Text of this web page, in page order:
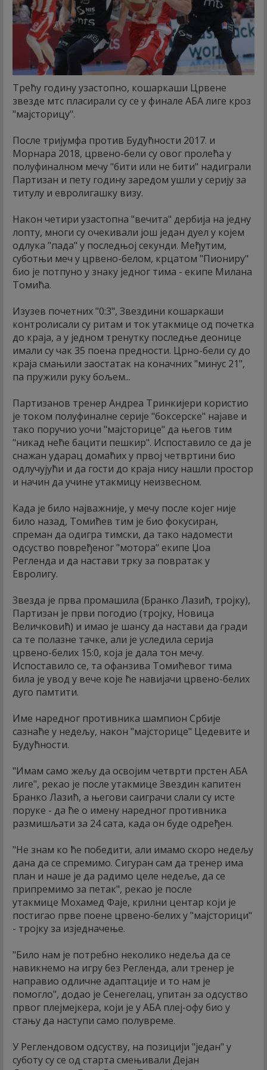
Трећу годину узастопно, кошаркаши Црвене
звезде мтс пласирали су се у финале АБА лиге кроз
"мајсторицу".
После тријумфа против Будућности 2017. и
Морнара 2018, црвено-бели су овог пролећа у
полуфиналном мечу "бити или не бити" надиграли
Партизан и пету годину заредом ушли у серију за
титулу и евролигашку визу.
Након четири узастопна "вечита" дербија на једну
лопту, многи су очекивали још један дуел у којем
одлука "пада" у последњој секунди. Међутим,
суботњи меч у црвено-белом, крцатом "Пиониру"
био је потпуно у знаку једног тима - екипе Милана
Томића.
Изузев почетних "0:3", Звездини кошаркаши
контролисали су ритам и ток утакмице од почетка
до краја, а у једном тренутку последње деонице
имали су чак 35 поена предности. Црно-бели су до
краја смањили заостатак на коначних "минус 21",
па пружили руку бољем...
Партизанов тренер Андреа Тринкијери користио
је током полуфиналне серије "боксерске" најаве и
тако поручио уочи "мајсторице" да његов тим
"никад неће бацити пешкир". Испоставило се да је
снажан ударац домаћих у првој четвртини био
одлучујући и да гости до краја нису нашли простор
и начин да учине утакмицу неизвесном.
Када је било најважније, у мечу после којег није
било назад, Томићев тим је био фокусиран,
спреман да одигра тимски, да тако надомести
одсуство повређеног "мотора" екипе Џоа
Регленда и да настави трку за повратак у
Евролигу.
Звезда је прва промашила (Бранко Лазић, тројку),
Партизан је први погодио (тројку, Новица
Величковић) и имао је шансу да настави да гради
са те полазне тачке, али је уследила серија
црвено-белих 15:0, која је дала тон мечу.
Испоставило се, та офанзива Томићевог тима
била је увод у вече које ће навијачи црвено-белих
дуго памтити.
Име наредног противника шампион Србије
сазнаће у недељу, након "мајсторице" Цедевите и
Будућности.
"Имам само жељу да освојим четврти прстен АБА
лиге", рекао је после утакмице Звездин капитен
Бранко Лазић, а његови саиграчи слали су исте
поруке - да ће о имену наредног противника
размишљати за 24 сата, када он буде одређен.
"Не знам ко ће победити, али имамо скоро недељу
дана да се спремимо. Сигуран сам да тренер има
план и наше је да радимо целе недеље, да се
припремимо за петак", рекао је после
утакмице Мохамед Фаје, крилни центар који је
постигао прве поене црвено-белих у "мајсторици"
- тројку за изједначење.
"Било нам је потребно неколико недеља да се
навикнемо на игру без Регленда, али тренер је
направио одличне адаптације и то нам је
помогло", додао је Сенегелац, упитан за одсуство
првог плејмејкера, који је у АБА плеј-офу био у
стању да наступи само полувреме.
У Реглендовом одсуству, на позицији "један" у
суботу су се од старта смењивали Дејан